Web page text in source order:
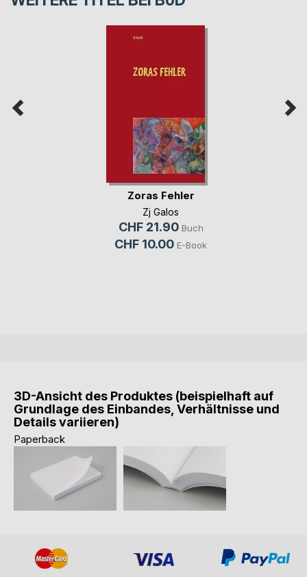
Zoras Fehler
Zj Galos
CHF 21.90 Buch
CHF 10.00 E-Book
3D-Ansicht des Produktes (beispielhaft auf
Grundlage des Einbandes, Verhältnisse und
Details variieren)
Paperback